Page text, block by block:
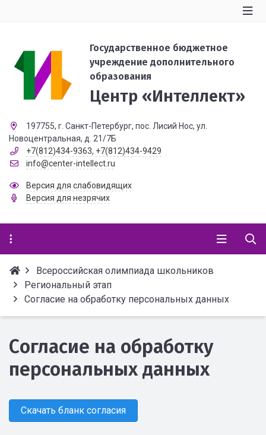
Государственное бюджетное
учреждение дополнительного
образования
Центр «Интеллект»
197755, г. Санкт-Петербург, пос. Лисий Нос, ул.
Новоцентральная, д. 21/7Б
+7(812)434-9363, +7(812)434-9429
info@center-intellect.ru
Версия для слабовидящих
Версия для незрячих
Всероссийская олимпиада школьников
Региональный этап
Cогласие на обработку персональных данных
Cогласие на обработку
персональных данных
Скачать бланк согласия